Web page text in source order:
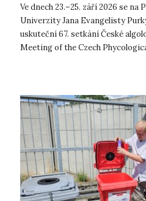
Ve dnech 23.–25. září 2026 se
Univerzity Jana Evangelisty
uskuteční 67. setkání České
Meeting of the Czech